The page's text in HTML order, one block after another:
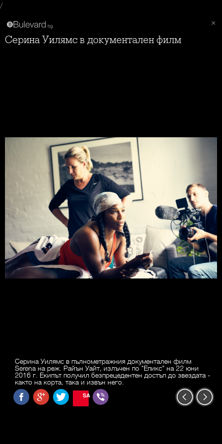
/
Серина Уилямс в документален филм
Серина Уилямс в пълнометражния документален филм
Serena на реж. Райън Уайт, излъчен по "Епикс" на 22 юни
2016 г. Екипът получил безпрецедентен достъп до звездата -
както на корта, така и извън него.
SAVE